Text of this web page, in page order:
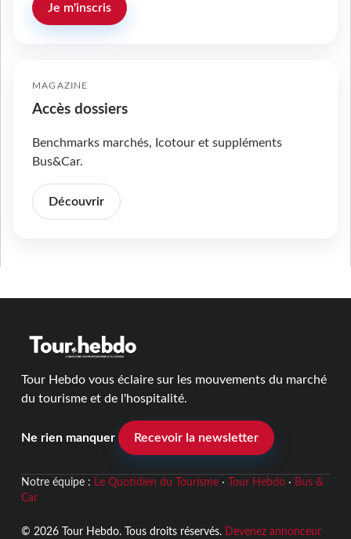
Je m'inscris
MAGAZINE
Accès dossiers
Benchmarks marchés, Icotour et suppléments
Bus&Car.
Découvrir
Tour Hebdo vous éclaire sur les mouvements du marché
du tourisme et de l'hospitalité.
Ne rien manquer Recevoir la newsletter
Notre équipe : Le Quotidien du Tourisme· Tour Hebdo· Bus &
Car
© 2026 Tour Hebdo. Tous droits réservés. Devenez annonceur